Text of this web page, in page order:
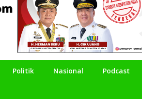
Politik Nasional Podcast